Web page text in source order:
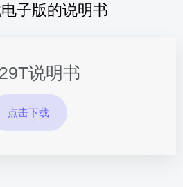
子版的说明书
说明书
点击下载